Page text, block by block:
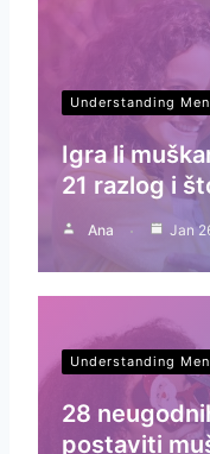
Understanding Men
Igra li
21 razlog i
Ana Jan
Understanding Men
28
postaviti